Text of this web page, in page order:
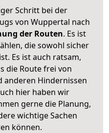
Schritt bei der
von Wuppertal nach
der Routen. Es ist
die sowohl sicher
Es ist auch ratsam,
die Route frei von
anderen Hindernissen
hier haben wir
gerne die Planung,
wichtige Sachen
können.